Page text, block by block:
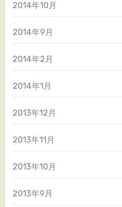
2014年10月
2014年9月
2014年2月
2014年1月
2013年12月
2013年11月
2013年10月
2013年9月